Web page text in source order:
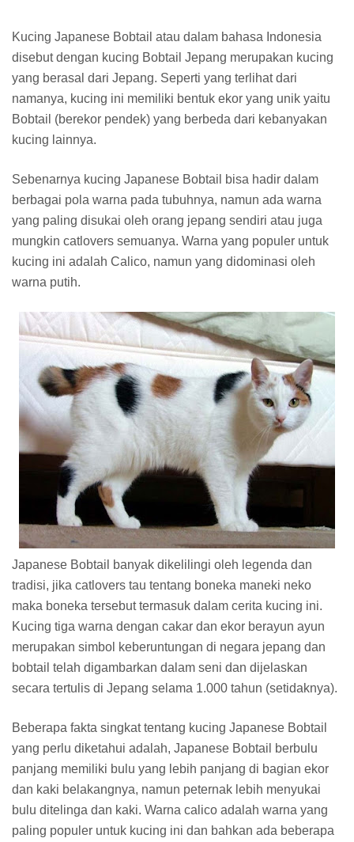
Kucing Japanese Bobtail atau dalam bahasa Indonesia
disebut dengan kucing Bobtail Jepang merupakan kucing
yang berasal dari Jepang. Seperti yang terlihat dari
namanya, kucing ini memiliki bentuk ekor yang unik yaitu
Bobtail (berekor pendek) yang berbeda dari kebanyakan
kucing lainnya.
Sebenarnya kucing Japanese Bobtail bisa hadir dalam
berbagai pola warna pada tubuhnya, namun ada warna
yang paling disukai oleh orang jepang sendiri atau juga
mungkin catlovers semuanya. Warna yang populer untuk
kucing ini adalah Calico, namun yang didominasi oleh
warna putih.
Japanese Bobtail banyak dikelilingi oleh legenda dan
tradisi, jika catlovers tau tentang boneka maneki neko
maka boneka tersebut termasuk dalam cerita kucing ini.
Kucing tiga warna dengan cakar dan ekor berayun ayun
merupakan simbol keberuntungan di negara jepang dan
bobtail telah digambarkan dalam seni dan dijelaskan
secara tertulis di Jepang selama 1.000 tahun (setidaknya).
Beberapa fakta singkat tentang kucing Japanese Bobtail
yang perlu diketahui adalah, Japanese Bobtail berbulu
panjang memiliki bulu yang lebih panjang di bagian ekor
dan kaki belakangnya, namun peternak lebih menyukai
bulu ditelinga dan kaki. Warna calico adalah warna yang
paling populer untuk kucing ini dan bahkan ada beberapa